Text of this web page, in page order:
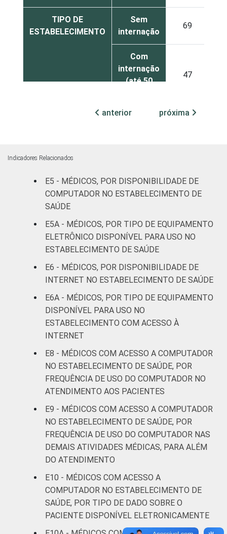
TIPO DE
ESTABELECIMENTO
Sem
internação
69
Com
internação
(até 50
47
Com
Serviço de
apoio à
-
IDENTIFICAÇÃO DE
UNIDADE BÁSICA
DE SAÚDE
UBS 54
Não UBS 71
anos
62
De 36 a 50
De 51
anos ou
mais
65
LOCALIZAÇÃO Capital 71
Interior 66
Fonte: CGI.br/NIC.br, Centro Regional de
Estudos para o Desenvolvimento da
Sociedade da Informação (Cetic.br),
Pesquisa sobre o uso das tecnologias de
informação e comunicação nos
estabelecimentos de saúde brasileiros – TIC
anterior próxima
Indicadores Relacionados
E5 - MÉDICOS, POR DISPONIBILIDADE DE
COMPUTADOR NO ESTABELECIMENTO DE
SAÚDE
E5A - MÉDICOS, POR TIPO DE EQUIPAMENTO
ELETRÔNICO DISPONÍVEL PARA USO NO
ESTABELECIMENTO DE SAÚDE
E6 - MÉDICOS, POR DISPONIBILIDADE DE
INTERNET NO ESTABELECIMENTO DE SAÚDE
E6A - MÉDICOS, POR TIPO DE EQUIPAMENTO
DISPONÍVEL PARA USO NO
ESTABELECIMENTO COM ACESSO À
INTERNET
E8 - MÉDICOS COM ACESSO A COMPUTADOR
NO ESTABELECIMENTO DE SAÚDE, POR
FREQUÊNCIA DE USO DO COMPUTADOR NO
ATENDIMENTO AOS PACIENTES
E9 - MÉDICOS COM ACESSO A COMPUTADOR
NO ESTABELECIMENTO DE SAÚDE, POR
FREQUÊNCIA DE USO DO COMPUTADOR NAS
DEMAIS ATIVIDADES MÉDICAS, PARA ALÉM
DO ATENDIMENTO
E10 - MÉDICOS COM ACESSO A
COMPUTADOR NO ESTABELECIMENTO DE
SAÚDE, POR TIPO DE DADO SOBRE O
PACIENTE DISPONÍVEL ELETRONICAMENTE